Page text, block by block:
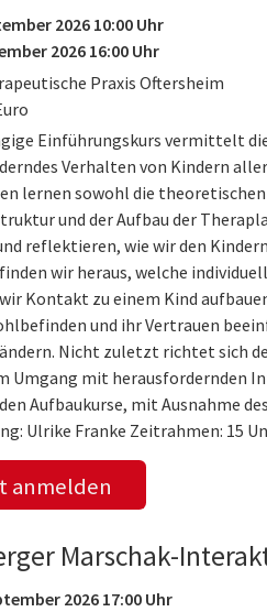
2026 10:00 Uhr
2026 16:00 Uhr
Praxis Oftersheim
Einführungskurs vermittelt
Verhalten von Kindern
lernen sowohl die
und der Aufbau der
reflektieren, wie wir den
wir heraus, welche
wir Kontakt zu einem Kind
und ihr Vertrauen
Nicht zuletzt richtet sich
Umgang mit herausfordernden
Aufbaukurse, mit Ausnahme
Ulrike Franke Zeitrahmen: 15
anmelden
Marschak-
2026 17:00 Uhr